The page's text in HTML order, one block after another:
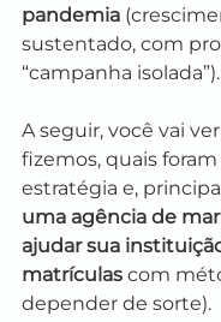
pandemia
sustentado, com
“campanha isolada”).
A seguir, você vai
fizemos, quais foram
estratégia e,
uma agência de
ajudar sua
matrículas com
depender de sorte).